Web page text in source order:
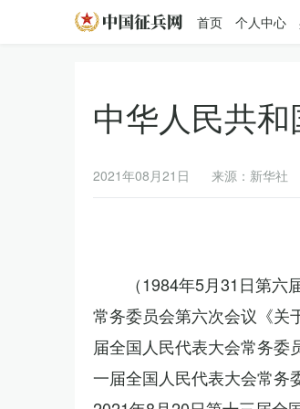
首页 个人中心
中华人民共
2021年08月21日 来源：新华社
（1984年5月31日第
常务委员会第六次会议《关
届全国人民代表大会常务
一届全国人民代表大会常务